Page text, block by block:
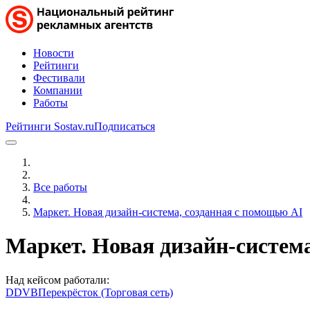
Новости
Рейтинги
Фестивали
Компании
Работы
Рейтинги Sostav.ruПодписаться
Все работы
Маркет. Новая дизайн-система, созданная с помощью AI
Маркет. Новая дизайн-
Над кейсом работали:
DDVBПерекрёсток (Торговая сеть)